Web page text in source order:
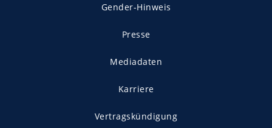
Gender-Hinweis
Presse
Mediadaten
Karriere
Vertragskündigung